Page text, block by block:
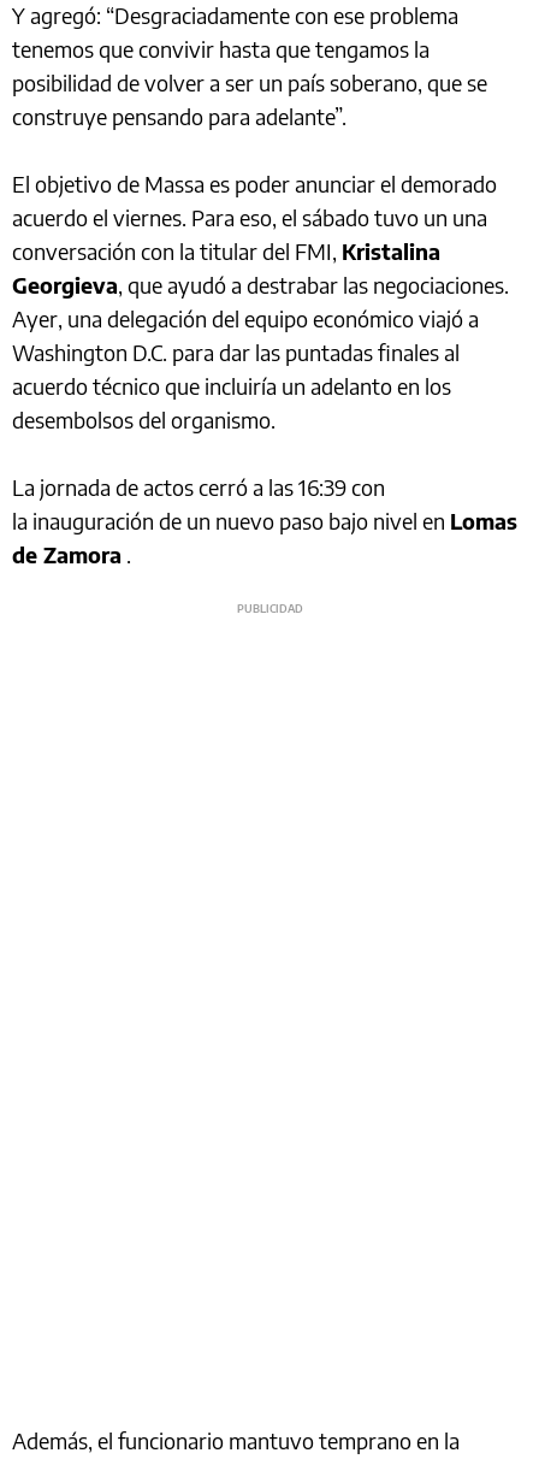
Y agregó: “Desgraciadamente con ese problema
tenemos que convivir hasta que tengamos la
posibilidad de volver a ser un país soberano, que se
construye pensando para adelante”.
El objetivo de Massa es poder anunciar el demorado
acuerdo el viernes. Para eso, el sábado tuvo un una
conversación con la titular del FMI, Kristalina
Georgieva, que ayudó a destrabar las negociaciones.
Ayer, una delegación del equipo económico viajó a
Washington D.C. para dar las puntadas finales al
acuerdo técnico que incluiría un adelanto en los
desembolsos del organismo.
La jornada de actos cerró a las 16:39 con
la inauguración de un nuevo paso bajo nivel en Lomas
de Zamora .
Además, el funcionario mantuvo temprano en la